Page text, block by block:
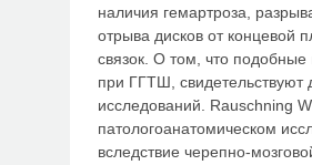
наличия гемартроза,
отрыва дисков от концевой
связок. О том, что
при ГГТШ, свидетельствуют
исследований. Rauschning
патологоанатомическом
вследствие черепно-